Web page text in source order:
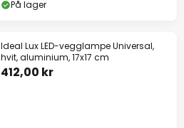
På lager
Ideal Lux LED-vegglampe Universal,
hvit, aluminium, 17x17 cm
412,00 kr